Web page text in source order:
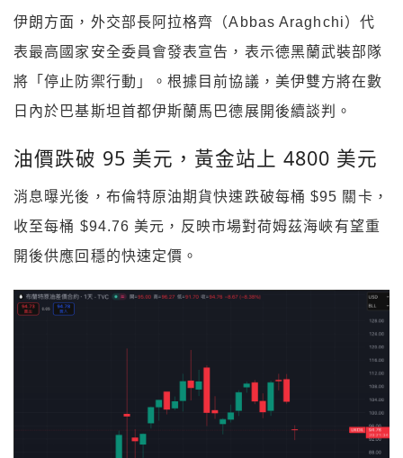
伊朗方面，外交部長阿拉格齊（Abbas Araghchi）代
表最高國家安全委員會發表宣告，表示德黑蘭武裝部隊
將「停止防禦行動」。根據目前協議，美伊雙方將在數
日內於巴基斯坦首都伊斯蘭馬巴德展開後續談判。
油價跌破 95 美元，黃金站上 4800 美元
消息曝光後，布倫特原油期貨快速跌破每桶 $95 關卡，
收至每桶 $94.76 美元，反映市場對荷姆茲海峽有望重
開後供應回穩的快速定價。